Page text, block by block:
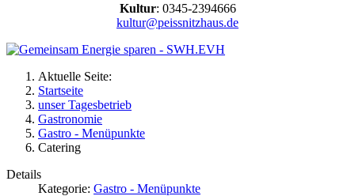
Kultur: 0345-2394666
kultur@peissnitzhaus.de
Aktuelle Seite:
Startseite
unser Tagesbetrieb
Gastronomie
Gastro - Menüpunkte
Catering
Details
Kategorie: Gastro - Menüpunkte